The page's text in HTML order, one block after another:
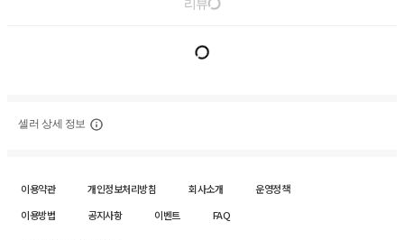
리뷰
셀러 상세 정보
이용약관 개인정보처리방침 회사소개
운영정책
이용방법
공지사항 이벤트 FAQ